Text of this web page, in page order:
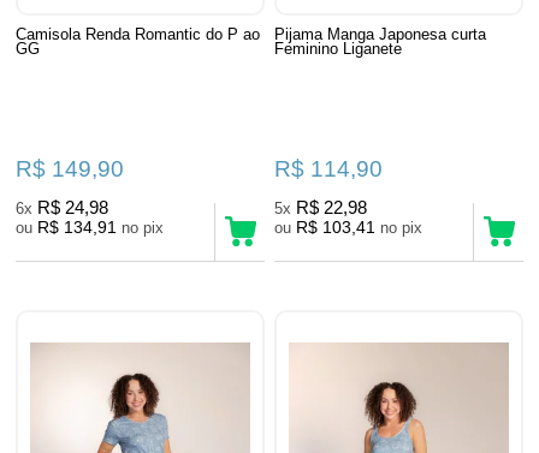
Camisola Renda Romantic do P ao
GG
R$ 149,90
6x R$ 24,98
ou R$ 134,91 no pix
Pijama Manga Japonesa curta
Feminino Liganete
R$ 114,90
5x R$ 22,98
ou R$ 103,41 no pix